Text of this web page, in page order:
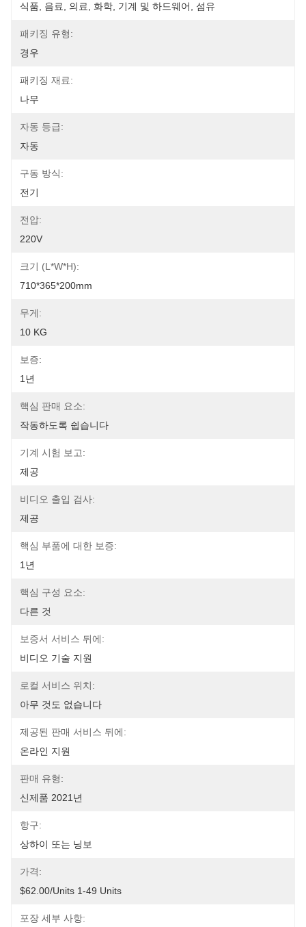
식품, 음료, 의료, 화학, 기계 및 하드웨어, 섬유
패키징 유형:
경우
패키징 재료:
나무
자동 등급:
자동
구동 방식:
전기
전압:
220V
크기 (L*W*H):
710*365*200mm
무게:
10 KG
보증:
1년
핵심 판매 요소:
작동하도록 쉽습니다
기계 시험 보고:
제공
비디오 출입 검사:
제공
핵심 부품에 대한 보증:
1년
핵심 구성 요소:
다른 것
보증서 서비스 뒤에:
비디오 기술 지원
로컬 서비스 위치:
아무 것도 없습니다
제공된 판매 서비스 뒤에:
온라인 지원
판매 유형:
신제품 2021년
항구:
상하이 또는 닝보
가격:
$62.00/units 1-49 Units
포장 세부 사항: